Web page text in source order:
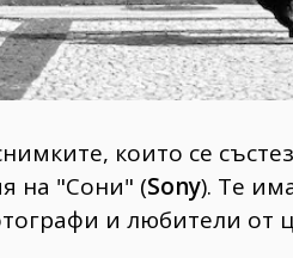
които се
на "Сони" (Sony). Те
и любители от